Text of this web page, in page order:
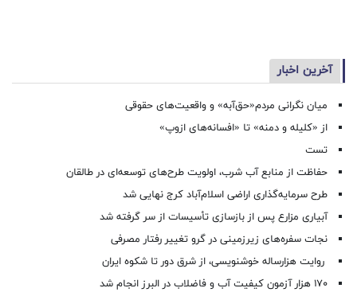
آخرین اخبار
میان نگرانی مردم«حق‌آبه» و واقعیت‌های حقوقی
از «کلیله و دمنه» تا «افسانه‌های ازوپ»
تست
حفاظت از منابع آب شرب، اولویت طرح‌های توسعه‌ای در طالقان
طرح سرمایه‌گذاری اراضی اسلام‌آباد کرج نهایی شد
آبیاری مزارع پس از بازسازی تأسیسات از سر گرفته شد
نجات سفره‌های زیرزمینی در گرو تغییر رفتار مصرفی
روایت هزارساله خوشنویسی، از شرق دور تا شکوه ایران
۱۷۰ هزار آزمون کیفیت آب و فاضلاب در البرز انجام شد